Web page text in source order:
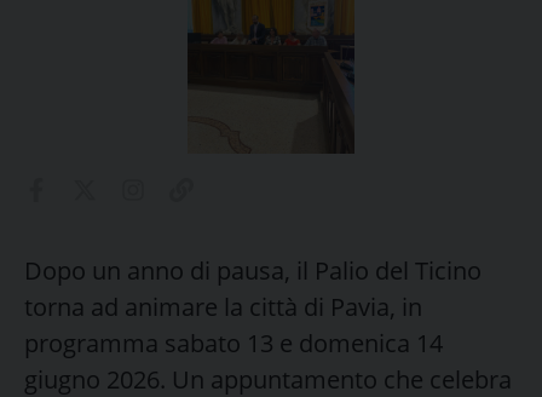
Dopo un anno di pausa, il Palio del Ticino
torna ad animare la città di Pavia, in
programma sabato 13 e domenica 14
giugno 2026. Un appuntamento che celebra